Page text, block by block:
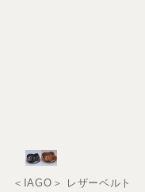
＜IAGO＞ レザーベルト